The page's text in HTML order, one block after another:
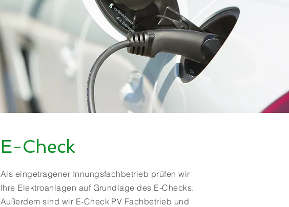
E-Check
Als eingetragener Innungsfachbetrieb prüfen wir
Ihre Elektroanlagen auf Grundlage des E-Checks.
Außerdem sind wir E-Check PV Fachbetrieb und